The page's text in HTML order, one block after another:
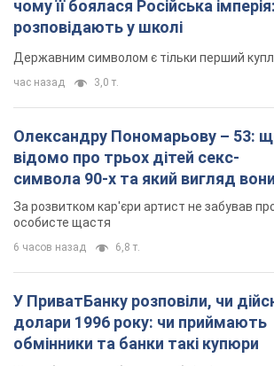
6 часов назад
У ПриватБанку розповіли, чи дійсні
долари 1996 року: чи приймають
обмінники та банки такі купюри
Що робити, якщо банки та обмінні пункти не
приймають старі долари
8 часов назад 59,5 т.